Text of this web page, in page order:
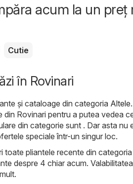
acum la un preț
Cutie
în Rovinari
și cataloage din categoria Altele.
Rovinari pentru a putea vedea
din categorie sunt . Dar asta nu
speciale într-un singur loc.
toate pliantele recente din
despre 4 chiar acum. Valabilitatea